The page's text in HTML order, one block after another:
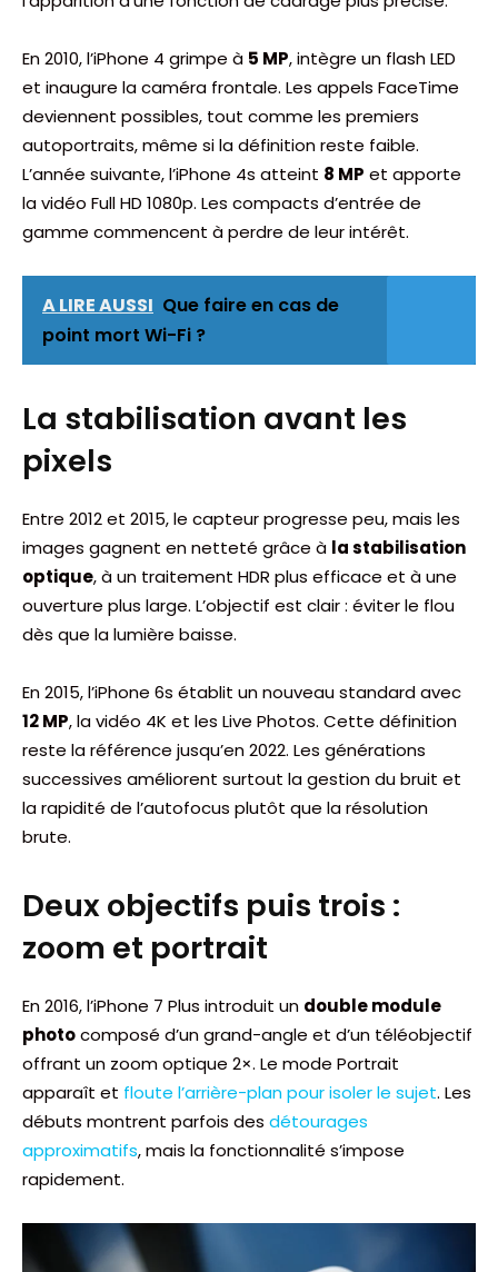
En 2010, l’iPhone 4 grimpe à 5 MP, intègre un flash LED
et inaugure la caméra frontale. Les appels FaceTime
deviennent possibles, tout comme les premiers
autoportraits, même si la définition reste faible.
L’année suivante, l’iPhone 4s atteint 8 MP et apporte
la vidéo Full HD 1080p. Les compacts d’entrée de
gamme commencent à perdre de leur intérêt.
A LIRE AUSSI Que faire en cas de
point mort Wi-Fi ?
La stabilisation avant les
pixels
Entre 2012 et 2015, le capteur progresse peu, mais les
images gagnent en netteté grâce à la stabilisation
optique, à un traitement HDR plus efficace et à une
ouverture plus large. L’objectif est clair : éviter le flou
dès que la lumière baisse.
En 2015, l’iPhone 6s établit un nouveau standard avec
12 MP, la vidéo 4K et les Live Photos. Cette définition
reste la référence jusqu’en 2022. Les générations
successives améliorent surtout la gestion du bruit et
la rapidité de l’autofocus plutôt que la résolution
brute.
Deux objectifs puis trois :
zoom et portrait
En 2016, l’iPhone 7 Plus introduit un double module
photocomposé d’un grand-angle et d’un téléobjectif
offrant un zoom optique 2×. Le mode Portrait
apparaît et floute l’arrière-plan pour isoler le sujet. Les
débuts montrent parfois des détourages
approximatifs, mais la fonctionnalité s’impose
rapidement.